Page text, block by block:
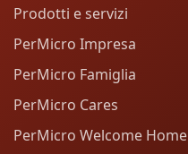
Prodotti e servizi
PerMicro Impresa
PerMicro Famiglia
PerMicro Cares
PerMicro Welcome Home